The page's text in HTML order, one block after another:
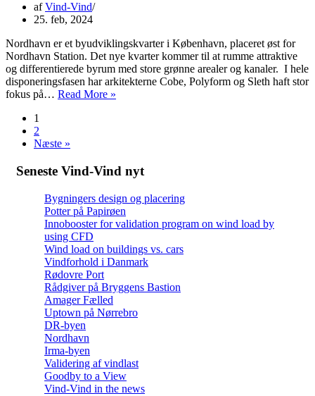
afVind-Vind
25. feb, 2024
Nordhavn er et byudviklingskvarter i København, placeret øst for
Nordhavn Station. Det nye kvarter kommer til at rumme attraktive
og differentierede byrum med store grønne arealer og kanaler. I hele
disponeringsfasen har arkitekterne Cobe, Polyform og Sleth haft stor
fokus på… Read More »
1
2
Næste »
Seneste Vind-Vind nyt
Bygningers design og placering
Potter på Papirøen
Innobooster for validation program on wind load by
using CFD
Wind load on buildings vs. cars
Vindforhold i Danmark
Rødovre Port
Rådgiver på Bryggens Bastion
Amager Fælled
Uptown på Nørrebro
DR-byen
Nordhavn
Irma-byen
Validering af vindlast
Goodby to a View
Vind-Vind in the news